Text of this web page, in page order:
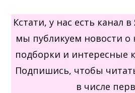
Кстати, у нас есть канал
мы публикуем новости о
подборки и интересные
Подпишись, чтобы
в числе